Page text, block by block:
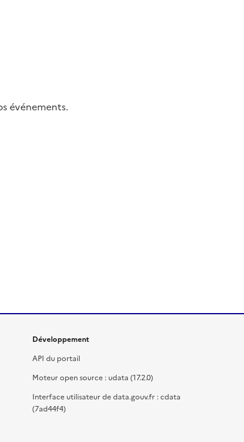
événements.
Développement
API du portail
Moteur open source : udata (17.2.0)
Interface utilisateur de data.gouv.fr : cdata
(7ad44f4)